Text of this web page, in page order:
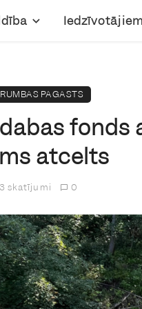
Iedzīvotājiem
RUMBAS PAGASTS
fonds
atcelts
skatījumi 0